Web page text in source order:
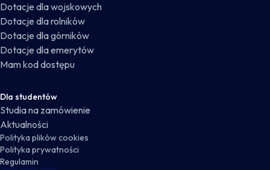
Dotacje dla wojskowych
Dotacje dla rolników
Dotacje dla górników
Dotacje dla emerytów
Mam kod dostępu
Dla studentów
Studia na zamówienie
Aktualności
Polityka plików cookies
Polityka prywatności
Regulamin